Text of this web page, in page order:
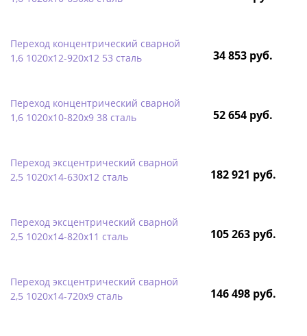
Переход концентрический сварной
1,6 1020х12-920х12 53 сталь
34 853 руб.
Переход концентрический сварной
1,6 1020х10-820х9 38 сталь
52 654 руб.
Переход эксцентрический сварной
2,5 1020х14-630х12 сталь
182 921 руб.
Переход эксцентрический сварной
2,5 1020х14-820х11 сталь
105 263 руб.
Переход эксцентрический сварной
2,5 1020х14-720х9 сталь
146 498 руб.